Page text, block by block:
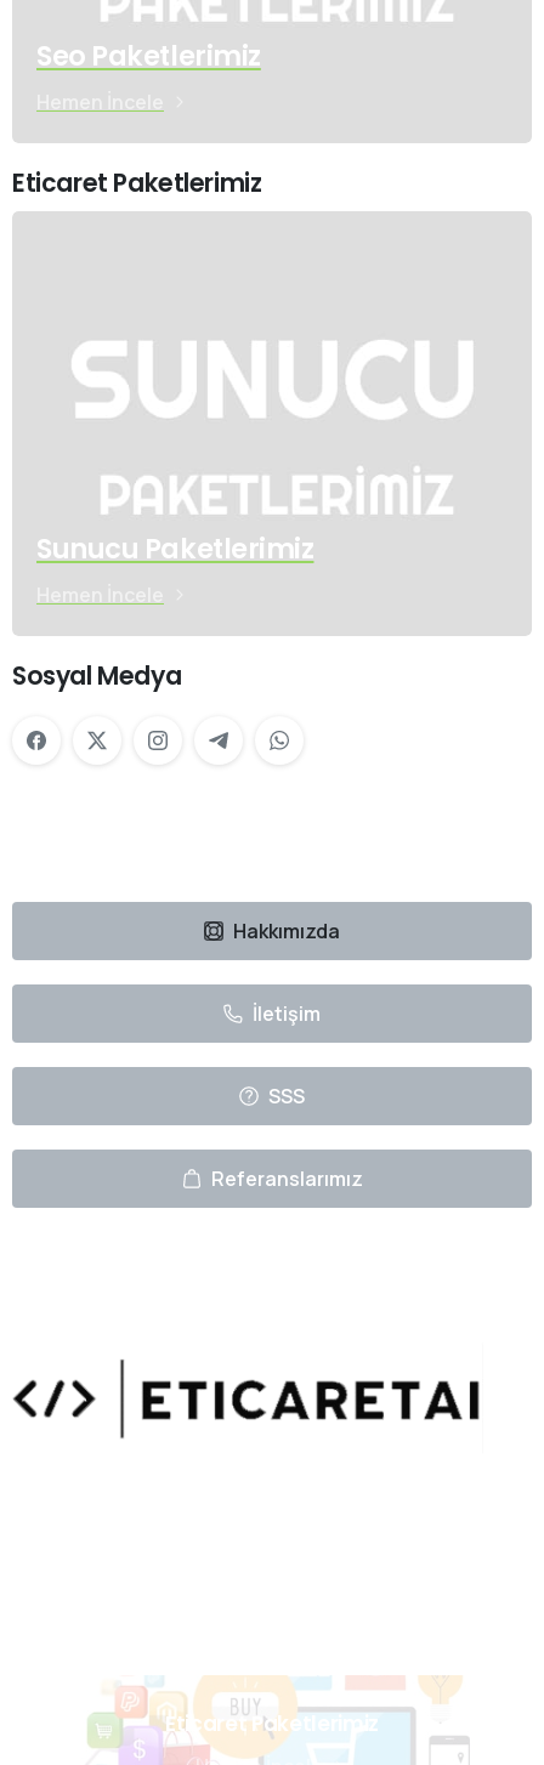
Seo Paketlerimiz
Eticaret Paketlerimiz
Sunucu Paketlerimiz
Sosyal Medya
Hakkımızda
İletişim
SSS
Referanslarımız
Eticaret Paketlerimiz